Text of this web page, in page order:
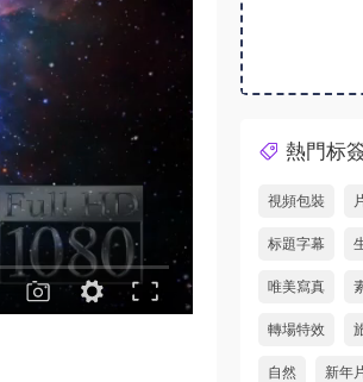
熱門标
視頻包裝
标題字幕
唯美寫真
轉場特效
自然 新年